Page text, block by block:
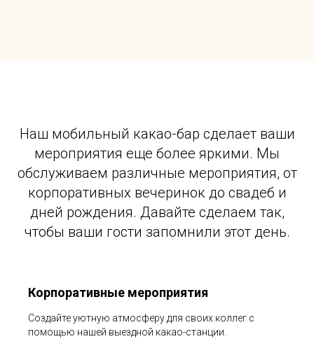
Наш мобильный какао-бар сделает ваши
мероприятия еще более яркими. Мы
обслуживаем различные мероприятия, от
корпоративных вечеринок до свадеб и
дней рождения. Давайте сделаем так,
чтобы ваши гости запомнили этот день.
Корпоративные мероприятия
Создайте уютную атмосферу для своих коллег с
помощью нашей выездной какао-станции.